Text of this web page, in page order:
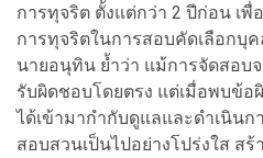
การทุจริต ตั้งแต่กว่า 2 ปีก่อน เ
การทุจริตในการสอบคัดเลือกบุ
นายอนุทิน ย้ำว่า แม้การจัดสอบ
รับผิดชอบโดยตรง แต่เมื่อพบข้อ
ได้เข้ามากำกับดูแลและดำเนินก
สอบสวนเป็นไปอย่างโปร่งใส ส